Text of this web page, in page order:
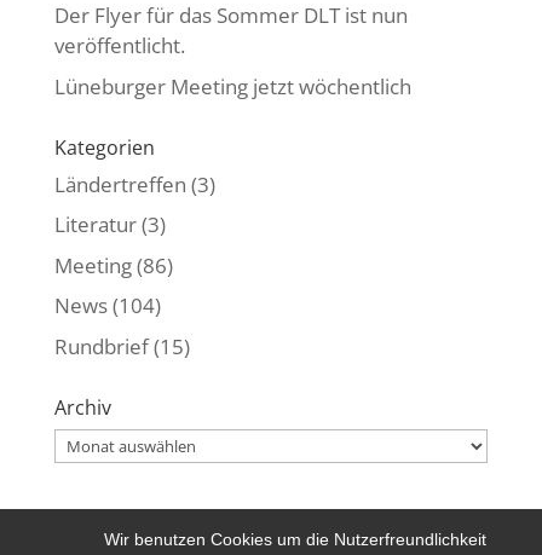
Wir benutzen Cookies um die Nutzerfreundlichkeit
Der Flyer für das Sommer DLT ist nun
veröffentlicht.
Lüneburger Meeting jetzt wöchentlich
Kategorien
Ländertreffen (3)
Literatur(3)
Meeting(86)
News(104)
Rundbrief(15)
Archiv
Archiv
Kontakt|Datenschutzerklärung|Impressum